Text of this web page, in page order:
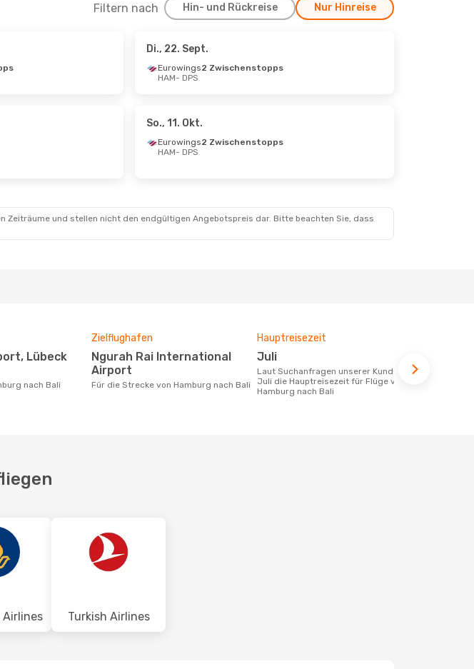
Filtern nach Hin- und Rückreise Nur Hinreise
Klm Royal Dutch Airlines
2 Zwischenstopps
HAM
- DPS
Thai Airways International
Di., 22. Sept.
Eurowings2 Zwischenstopps
HAM- DPS
So., 11. Okt.
Eurowings2 Zwischenstopps
HAM- DPS
Zeiträume und stellen nicht den endgültigen Angebotspreis dar. Bitte beachten Sie, dass
nach Bali
Zielflughafen
Ngurah Rai International
Airport
Für die Strecke von Hamburg nach Bali
Hauptreisezeit
Juli
Laut Suchanfragen unserer Kunden ist
Juli die Hauptreisezeit für Flüge von
Hamburg nach Bali
Airlines Turkish Airlines